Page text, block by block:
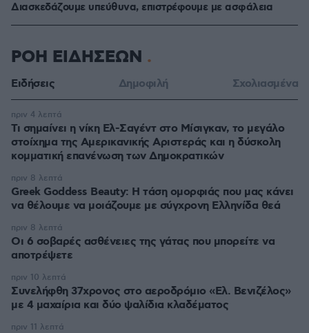
Διασκεδάζουμε υπεύθυνα, επιστρέφουμε με ασφάλεια
ΡΟΗ ΕΙΔΗΣΕΩΝ
Ειδήσεις Δημοφιλή Σχολιασμένα
Τι σημαίνει η νίκη Ελ-Σαγέντ στο Μίσιγκαν, το μεγάλο
στοίχημα της Aμερικανικής Αριστεράς και η δύσκολη
κομματική επανένωση των Δημοκρατικών
πριν 4 λεπτά
Greek Goddess Beauty: Η τάση ομορφιάς που μας κάνει
να θέλουμε να μοιάζουμε με σύγχρονη Ελληνίδα θεά
πριν 8 λεπτά
Οι 6 σοβαρές ασθένειες της γάτας που μπορείτε να
αποτρέψετε
πριν 8 λεπτά
Συνελήφθη 37χρονος στο αεροδρόμιο «Ελ. Βενιζέλος»
με 4 μαχαίρια και δύο ψαλίδια κλαδέματος
πριν 10 λεπτά
πριν 11 λεπτά